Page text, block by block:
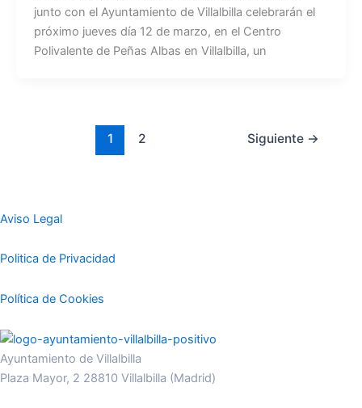
junto con el Ayuntamiento de Villalbilla celebrarán el
próximo jueves día 12 de marzo, en el Centro
Polivalente de Peñas Albas en Villalbilla, un
1 2 Siguiente →
Aviso Legal
Politica de Privacidad
Política de Cookies
Ayuntamiento de Villalbilla
Plaza Mayor, 2 28810 Villalbilla (Madrid)